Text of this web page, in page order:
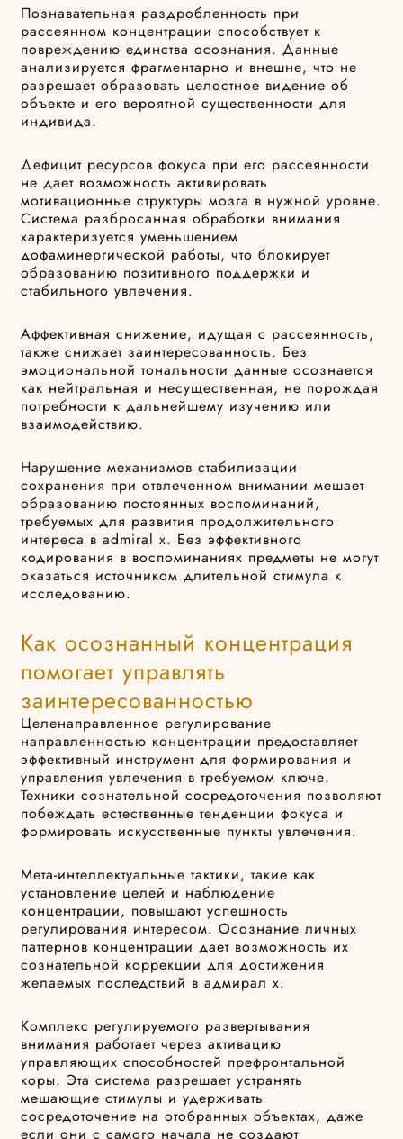
Познавательная раздробленность при
рассеянном концентрации способствует к
повреждению единства осознания. Данные
анализируется фрагментарно и внешне, что не
разрешает образовать целостное видение об
объекте и его вероятной существенности для
индивида.
Дефицит ресурсов фокуса при его рассеянности
не дает возможность активировать
мотивационные структуры мозга в нужной уровне.
Система разбросанная обработки внимания
характеризуется уменьшением
дофаминергической работы, что блокирует
образованию позитивного поддержки и
стабильного увлечения.
Аффективная снижение, идущая с рассеянность,
также снижает заинтересованность. Без
эмоциональной тональности данные осознается
как нейтральная и несущественная, не порождая
потребности к дальнейшему изучению или
взаимодействию.
Нарушение механизмов стабилизации
сохранения при отвлеченном внимании мешает
образованию постоянных воспоминаний,
требуемых для развития продолжительного
интереса в admiral x. Без эффективного
кодирования в воспоминаниях предметы не могут
оказаться источником длительной стимула к
исследованию.
Как осознанный концентрация
помогает управлять
заинтересованностью
Целенаправленное регулирование
направленностью концентрации предоставляет
эффективный инструмент для формирования и
управления увлечения в требуемом ключе.
Техники сознательной сосредоточения позволяют
побеждать естественные тенденции фокуса и
формировать искусственные пункты увлечения.
Мета-интеллектуальные тактики, такие как
установление целей и наблюдение
концентрации, повышают успешность
регулирования интересом. Осознание личных
паттернов концентрации дает возможность их
сознательной коррекции для достижения
желаемых последствий в адмирал х.
Комплекс регулируемого развертывания
внимания работает через активацию
управляющих способностей префронтальной
коры. Эта система разрешает устранять
мешающие стимулы и удерживать
сосредоточение на отобранных объектах, даже
если они с самого начала не создают